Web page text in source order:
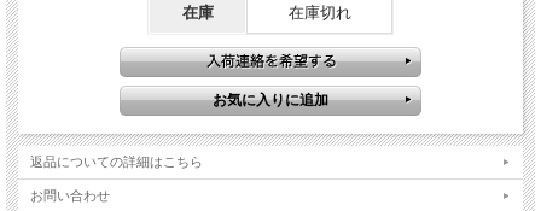
神秘的なウィドマンシュテッテン構造と言われる網目模様は、鉄とニッケルが非
ゆっくりと冷えて固まることから生まれるものと言われます。
これは地球上では再現することが不可能と言われ、成分的にも地球上には存在し
ない物質が、超微量ですが、含まれていると言われます。
ギベオンは、4億5千万年前に地球に飛来したといわれていますが、ギベオン隕石
として発見されたのはヨーロッパ人によって「1836年」にナミビアで発見された
といわれています。
宇宙からやってきた鉱物の中でも最も有名なメテオライト。
在庫 在庫切れ
返品についての詳細はこちら
お問い合わせ